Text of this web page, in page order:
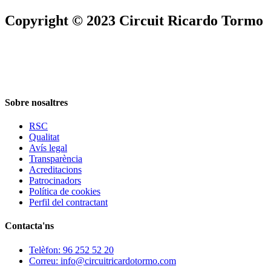
Copyright © 2023 Circuit Ricardo Tormo
Sobre nosaltres
RSC
Qualitat
Avís legal
Transparència
Acreditacions
Patrocinadors
Política de cookies
Perfil del contractant
Contacta'ns
Telèfon: 96 252 52 20
Correu: info@circuitricardotormo.com